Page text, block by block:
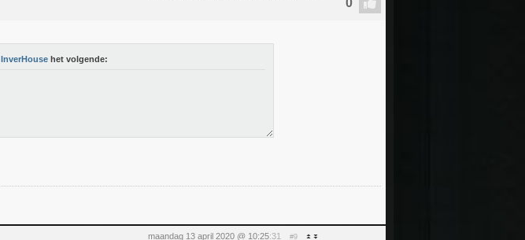
InverHouse het volgende:
maandag 13 april 2020 @ 10:25:31 #9